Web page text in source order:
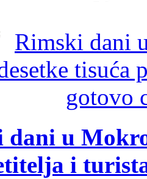
dani u
i